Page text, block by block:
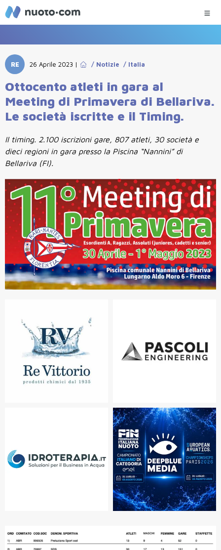
RE 26 Aprile 2023 | / Notizie / Italia
Ottocento atleti in gara al
Meeting di Primavera di Bellariva.
Le società iscritte e il Timing.
Il timing. 2.100 iscrizioni gare, 807 atleti, 30 società e
dieci regioni in gara presso la Piscina “Nannini” di
Bellariva (FI).